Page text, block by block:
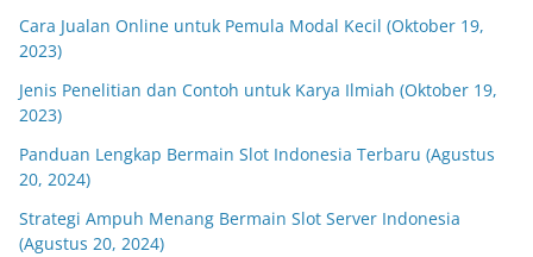
Cara Jualan Online untuk Pemula Modal Kecil (Oktober 19,
2023)
Jenis Penelitian dan Contoh untuk Karya Ilmiah (Oktober 19,
2023)
Panduan Lengkap Bermain Slot Indonesia Terbaru (Agustus
20, 2024)
Strategi Ampuh Menang Bermain Slot Server Indonesia
(Agustus 20, 2024)